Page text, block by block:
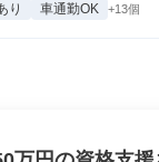
り 車通勤OK +13個